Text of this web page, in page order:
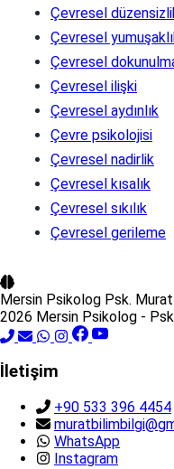
Çevresel
Çevresel
Çevresel
Çevresel ilişki
Çevresel aydınlık
Çevre psikolojisi
Çevresel nadirlik
Çevresel kısalık
Çevresel sıkılık
Çevresel gerileme
Mersin Psikolog Psk.
2026 Mersin Psikolog -
İletişim
+90 533 396 4454
WhatsApp
Instagram